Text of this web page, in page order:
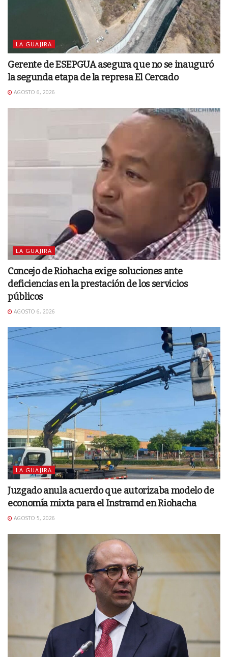
LA GUAJIRA
Gerente de ESEPGUA asegura que no se inauguró
la segunda etapa de la represa El Cercado
AGOSTO 6, 2026
LA GUAJIRA
Concejo de Riohacha exige soluciones ante
deficiencias en la prestación de los servicios
públicos
AGOSTO 6, 2026
LA GUAJIRA
Juzgado anula acuerdo que autorizaba modelo de
economía mixta para el Instramd en Riohacha
AGOSTO 5, 2026